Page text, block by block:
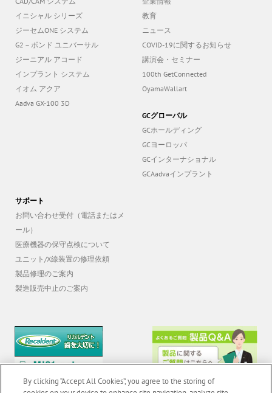
ルシェロ シリーズ
CAD/CAM システム
イニシャル シリーズ
ジーセムONE システム
G2－ボンド ユニバーサル
ジーニアル アコード
インプラント システム
イオム アクア
採用情報
企業情報
教育
ニュース
COVID-19に関するお知らせ
講演会・セミナー
100th GetConnected
GCグローバル
GCホールディング
GCヨーロッパ
GCインターナショナル
サポート
お問い合わせ受付（電話またはメ
ール）
医療機器の保守点検について
ユニット/X線装置の修理依頼
製品修理のご案内
By clicking “Accept All Cookies”, you agree to the storing of